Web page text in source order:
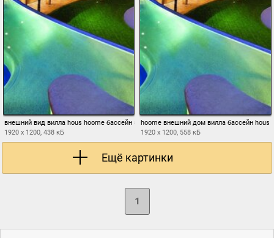
внешний вид вилла hous hoome бассейн экстерьер дом пальмы камни.
1920 x 1200, 438 кБ
hoome внешний дом вилла бассейн hous
1920 x 1200, 558 кБ
Ещё картинки
1